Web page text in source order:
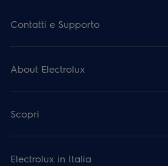
Contatti e Supporto
About Electrolux
Scopri
Electrolux in Italia